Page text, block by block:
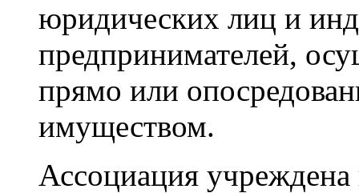
юридических лиц и
предпринимателей,
прямо или
имуществом.
Ассоциация учреждена